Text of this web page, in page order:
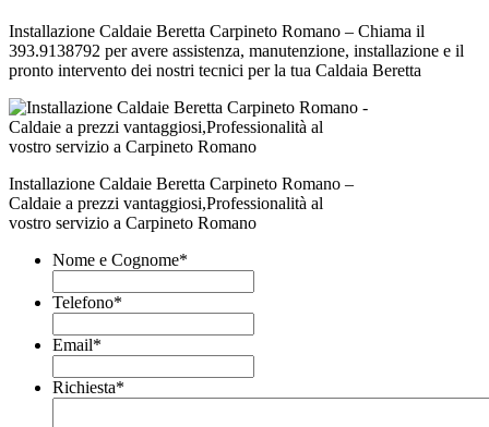
Installazione Caldaie Beretta Carpineto Romano – Chiama il
393.9138792 per avere assistenza, manutenzione, installazione e il
pronto intervento dei nostri tecnici per la tua Caldaia Beretta
Installazione Caldaie Beretta Carpineto Romano –
Caldaie a prezzi vantaggiosi,Professionalità al
vostro servizio a Carpineto Romano
Nome e Cognome*
Telefono*
Email*
Richiesta*